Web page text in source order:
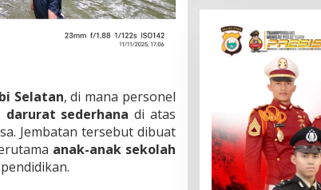
Selatan, di mana personel
darurat sederhana di atas
Jembatan tersebut dibuat
anak-anak sekolah